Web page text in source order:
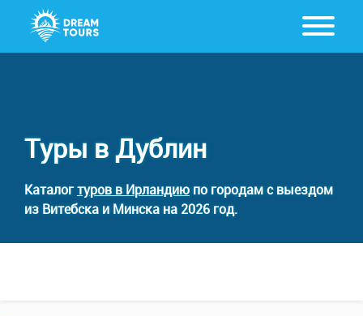
Туры в Дублин
Каталогтуров в Ирландию по городам с выездом
из Витебска и Минска на 2026 год.